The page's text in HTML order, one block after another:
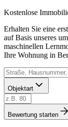
Kostenlose
Erhalten Sie eine
auf Basis unseres
maschinellen
Ihre Wohnung in
Objektart
Bewertung starten